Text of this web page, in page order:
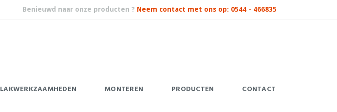
Neem contact met ons op: 0544 - 466835
Benieuwd naar onze producten ?
LAKWERKZAAMHEDEN MONTEREN PRODUCTEN CONTACT